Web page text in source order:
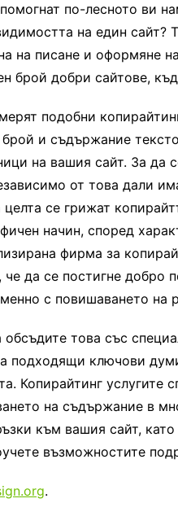
по-лесното ви
на един сайт?
на писане и оформяне
брой добри сайтове,
подобни
и съдържание
на вашия сайт. За да
от това дали
се грижат
начин, според
фирма за
да се постигне добро
с повишаването на
това със
подходящи ключови
Копирайтинг услугите
на съдържание в
към вашия сайт,
възможностите
.